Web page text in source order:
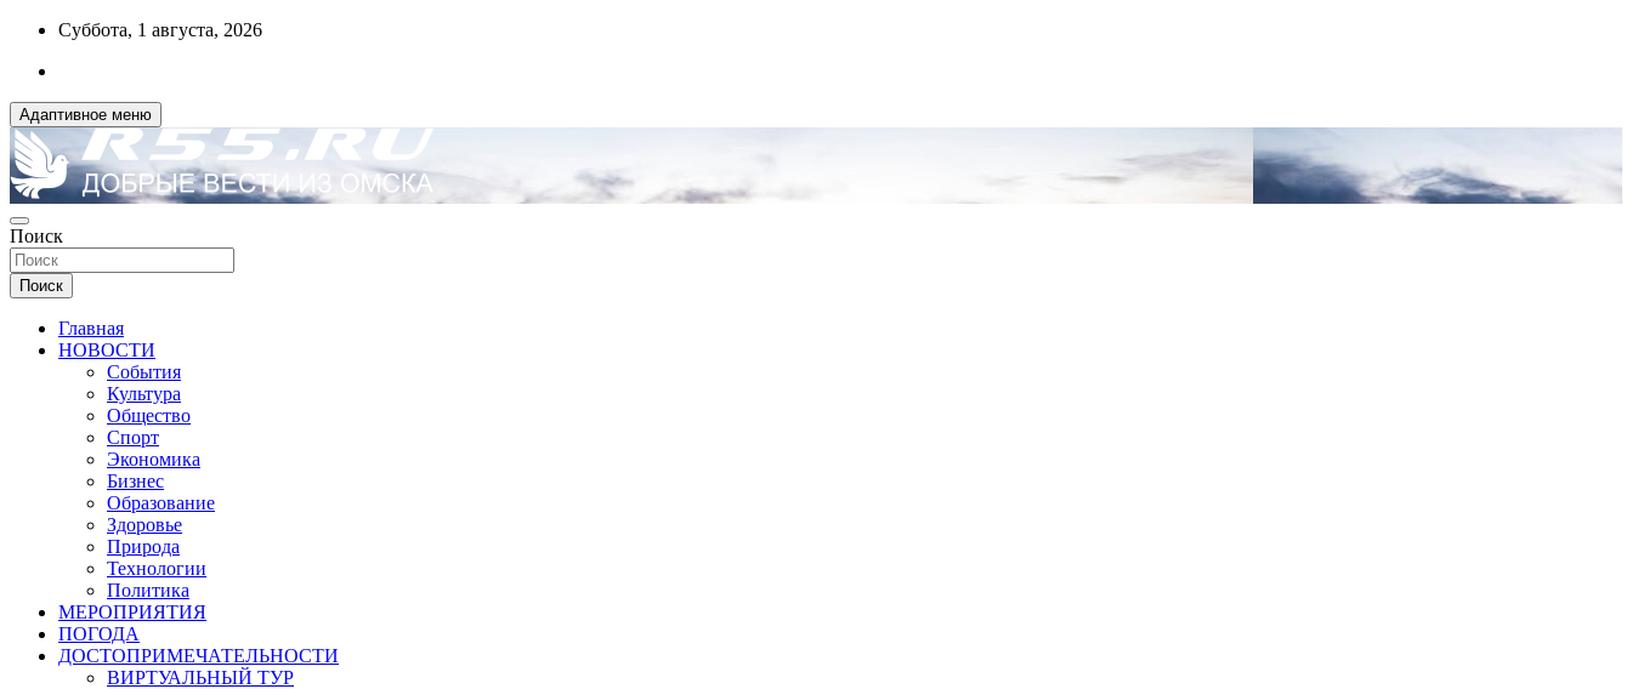
Перейти
содержимому
Суббота, 1 августа, 2026
Адаптивное меню
R55.RU
ДОБРЫЕ ВЕСТИ ИЗ ОМСКА
Поиск
Поиск
Главная
НОВОСТИ
События
Культура
Общество
Спорт
Экономика
Бизнес
Образование
Здоровье
Природа
Технологии
Политика
МЕРОПРИЯТИЯ
ПОГОДА
ДОСТОПРИМЕЧАТЕЛЬНОСТИ
ВИРТУАЛЬНЫЙ ТУР